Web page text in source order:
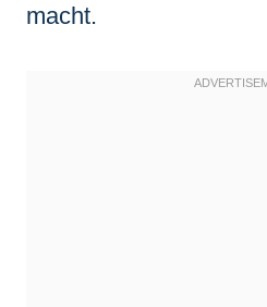
macht.